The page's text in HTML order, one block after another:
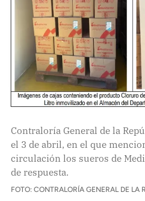
Contraloría General de la
el 3 de abril, en el que
circulación los sueros de
de respuesta.
FOTO: CONTRALORÍA GENERAL DE LA